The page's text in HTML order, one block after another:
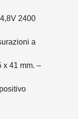
2400
a
x 41 mm. –